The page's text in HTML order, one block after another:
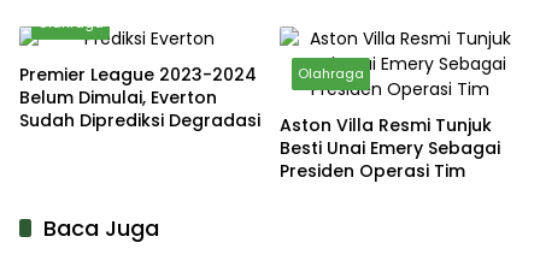
Hampir Gabung Sang Rival
Olahraga
Premier League 2023-2024
Belum Dimulai, Everton
Sudah Diprediksi Degradasi
Olahraga
Aston Villa Resmi Tunjuk
Besti Unai Emery Sebagai
Presiden Operasi Tim
Baca Juga